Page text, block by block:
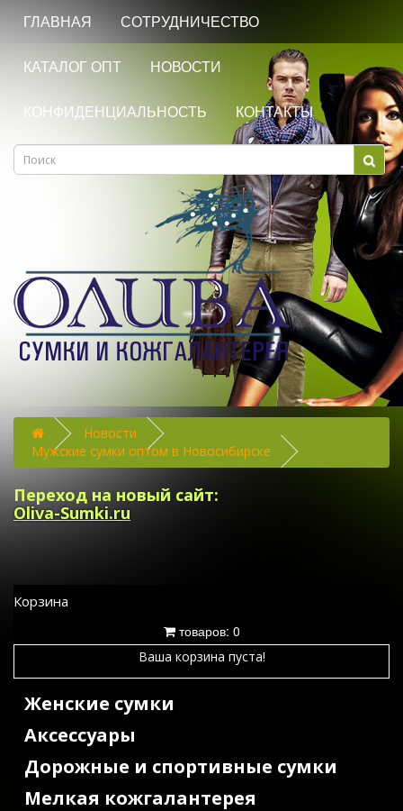
ГЛАВНАЯ СОТРУДНИЧЕСТВО
КАТАЛОГ ОПТ НОВОСТИ
КОНФИДЕНЦИАЛЬНОСТЬ КОНТАКТЫ
Новости
Мужские сумки оптом в Новосибирске
Переход на новый сайт:
Oliva-Sumki.ru
Корзина
товаров: 0
Ваша корзина пуста!
Женские сумки
Аксессуары
Дорожные и спортивные сумки
Мелкая кожгалантерея